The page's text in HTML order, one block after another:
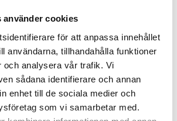
använder cookies
för att anpassa innehållet
användarna, tillhandahålla funktioner
och analysera vår trafik. Vi
sådana identifierare och annan
enhet till de sociala medier och
som vi samarbetar med.
Spänningsprovare 690 V AC – enligt
EN 61243-3